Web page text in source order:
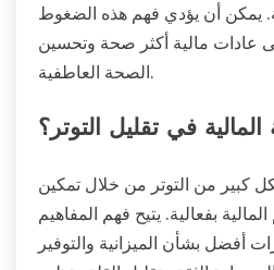
يمكن أن يؤدي فهم هذه الضغوط
عادات مالية أكثر صحة وتحسين
الصحة العاطفية.
المالية في تقليل التوتر؟
كبير من التوتر من خلال تمكين
بفعالية. يتيح فهم المفاهيم
أفضل بشأن الميزانية والتوفير